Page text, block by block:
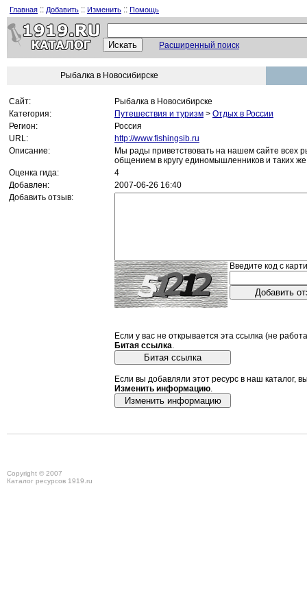
Главная :: Добавить :: Изменить :: Помощь
Расширенный поиск
Рыбалка в Новосибирске
Сайт:
Рыбалка в Новосибирске
Категория:
Путешествия и туризм > Отдых в России
Регион:
Россия
URL:
http://www.fishingsib.ru
Описание:
Мы рады приветствовать на нашем сайте всех
общением в кругу единомышленников и таких
Оценка гида:
4
Добавлен:
2007-06-26 16:40
Добавить отзыв:
Введите код с
Если у вас не открывается эта ссылка (не
Битая ссылка.
Если вы добавляли этот ресурс в наш каталог,
Изменить информацию.
Copyright © 2007
Каталог ресурсов 1919.ru